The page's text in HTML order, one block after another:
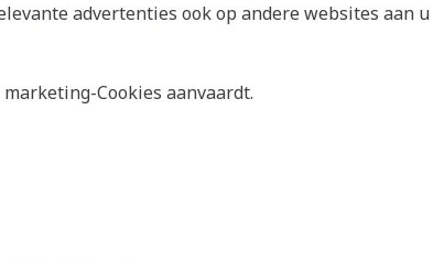
advertenties ook op andere websites aan u
Cookies aanvaardt.